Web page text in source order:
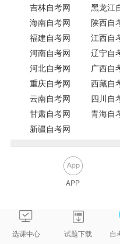
吉林自考网
黑龙江
海南自考网
陕西自
福建自考网
江西自
河南自考网
辽宁自
河北自考网
广西自
重庆自考网
西藏自
云南自考网
四川自
甘肃自考网
青海自
新疆自考网
APP
选课中心 试题下载 自